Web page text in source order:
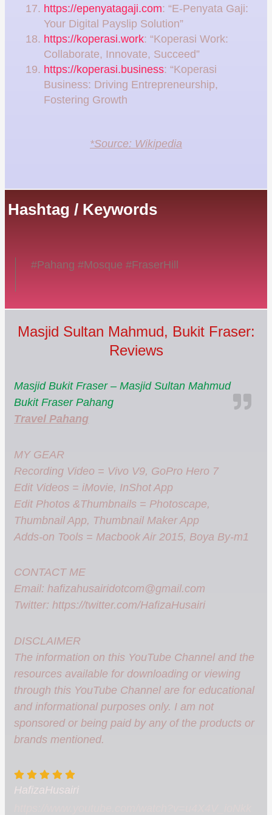
https://epenyatagaji.com: “E-Penyata Gaji:
Your Digital Payslip Solution”
https://koperasi.work: “Koperasi Work:
Collaborate, Innovate, Succeed”
https://koperasi.business: “Koperasi
Business: Driving Entrepreneurship,
Fostering Growth
*Source: Wikipedia
Hashtag / Keywords
#Pahang #Mosque #FraserHill
Masjid Sultan Mahmud, Bukit Fraser:
Reviews
Masjid Bukit Fraser – Masjid Sultan Mahmud
Bukit Fraser Pahang
Travel Pahang
MY GEAR
Recording Video = Vivo V9, GoPro Hero 7
Edit Videos = iMovie, InShot App
Edit Photos &Thumbnails = Photoscape,
Thumbnail App, Thumbnail Maker App
Adds-on Tools = Macbook Air 2015, Boya By-m1
CONTACT ME
Email:hafizahusairidotcom@gmail.com
Twitter: https://twitter.com/HafizaHusairi
DISCLAIMER
The information on this YouTube Channel and the
resources available for downloading or viewing
through this YouTube Channel are for educational
and informational purposes only. I am not
sponsored or being paid by any of the products or
brands mentioned.
HafizaHusairi